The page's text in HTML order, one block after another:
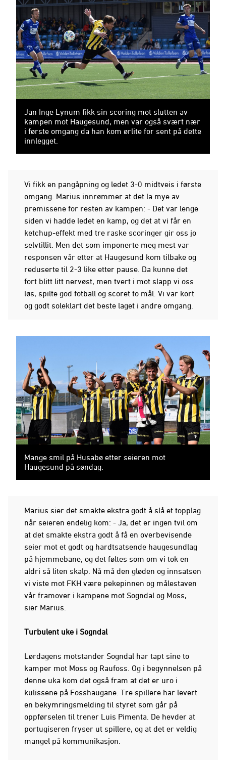
Jan Inge Lynum fikk sin scoring mot slutten av
kampen mot Haugesund, men var også svært nær
i første omgang da han kom ørlite for sent på dette
innlegget.
Vi fikk en pangåpning og ledet 3-0 midtveis i første
omgang. Marius innrømmer at det la mye av
premissene for resten av kampen: - Det var lenge
siden vi hadde ledet en kamp, og det at vi får en
ketchup-effekt med tre raske scoringer gir oss jo
selvtillit. Men det som imponerte meg mest var
responsen vår etter at Haugesund kom tilbake og
reduserte til 2-3 like etter pause. Da kunne det
fort blitt litt nervøst, men tvert i mot slapp vi oss
løs, spilte god fotball og scoret to mål. Vi var kort
og godt soleklart det beste laget i andre omgang.
Mange smil på Husabø etter seieren mot
Haugesund på søndag.
Marius sier det smakte ekstra godt å slå et topplag
når seieren endelig kom: - Ja, det er ingen tvil om
at det smakte ekstra godt å få en overbevisende
seier mot et godt og hardtsatsende haugesundlag
på hjemmebane, og det føltes som om vi tok en
aldri så liten skalp. Nå må den gløden og innsatsen
vi viste mot FKH være pekepinnen og målestaven
vår framover i kampene mot Sogndal og Moss,
sier Marius.
Turbulent uke i Sogndal
Lørdagens motstander Sogndal har tapt sine to
kamper mot Moss og Raufoss. Og i begynnelsen på
denne uka kom det også fram at det er uro i
kulissene på Fosshaugane. Tre spillere har levert
en bekymringsmelding til styret som går på
oppførselen til trener Luis Pimenta. De hevder at
portugiseren fryser ut spillere, og at det er veldig
mangel på kommunikasjon.